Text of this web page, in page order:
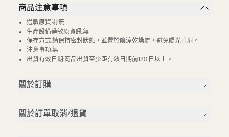
商品注意事項
過敏原資訊:無
生產設備過敏原資訊:無
保存方式:請保持密封狀態，並置於陰涼乾燥處，避免陽光直射。
注意事項:無
出貨有效日期:商品出貨至少距有效日期前180 日以上。
關於訂購
關於訂單取消/退貨